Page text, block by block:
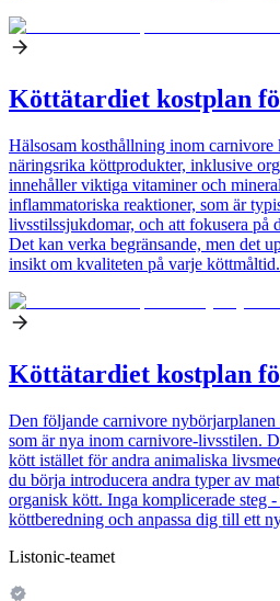
Köttätardiet kostplan
Hälsosam kosthållning inom carnivore
näringsrika köttprodukter, inklusive
innehåller viktiga vitaminer och
inflammatoriska reaktioner, som är
livsstilssjukdomar, och att fokusera på
Det kan verka begränsande, men det
insikt om kvaliteten på varje köttmåltid.
Köttätardiet kostplan
Den följande carnivore
som är nya inom carnivore-livsstilen.
kött istället för andra animaliska
du börja introducera andra typer av
organisk kött. Inga komplicerade steg
köttberedning och anpassa dig till ett
Listonic-teamet